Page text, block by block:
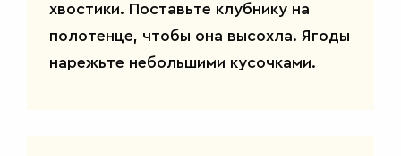
хвостики. Поставьте клубнику на
полотенце, чтобы она высохла. Ягоды
нарежьте небольшими кусочками.